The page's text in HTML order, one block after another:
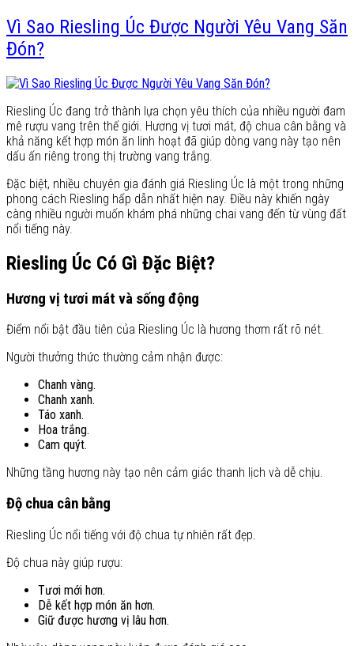
Vì Sao Riesling Úc Được Người Yêu Vang Săn
Đón?
Riesling Úc đang trở thành lựa chọn yêu thích của nhiều người đam
mê rượu vang trên thế giới. Hương vị tươi mát, độ chua cân bằng và
khả năng kết hợp món ăn linh hoạt đã giúp dòng vang này tạo nên
dấu ấn riêng trong thị trường vang trắng.
Đặc biệt, nhiều chuyên gia đánh giá Riesling Úc là một trong những
phong cách Riesling hấp dẫn nhất hiện nay. Điều này khiến ngày
càng nhiều người muốn khám phá những chai vang đến từ vùng đất
nổi tiếng này.
Riesling Úc Có Gì Đặc Biệt?
Hương vị tươi mát và sống động
Điểm nổi bật đầu tiên của Riesling Úc là hương thơm rất rõ nét.
Người thưởng thức thường cảm nhận được:
Chanh vàng.
Chanh xanh.
Táo xanh.
Hoa trắng.
Cam quýt.
Những tầng hương này tạo nên cảm giác thanh lịch và dễ chịu.
Độ chua cân bằng
Riesling Úc nổi tiếng với độ chua tự nhiên rất đẹp.
Độ chua này giúp rượu:
Tươi mới hơn.
Dễ kết hợp món ăn hơn.
Giữ được hương vị lâu hơn.